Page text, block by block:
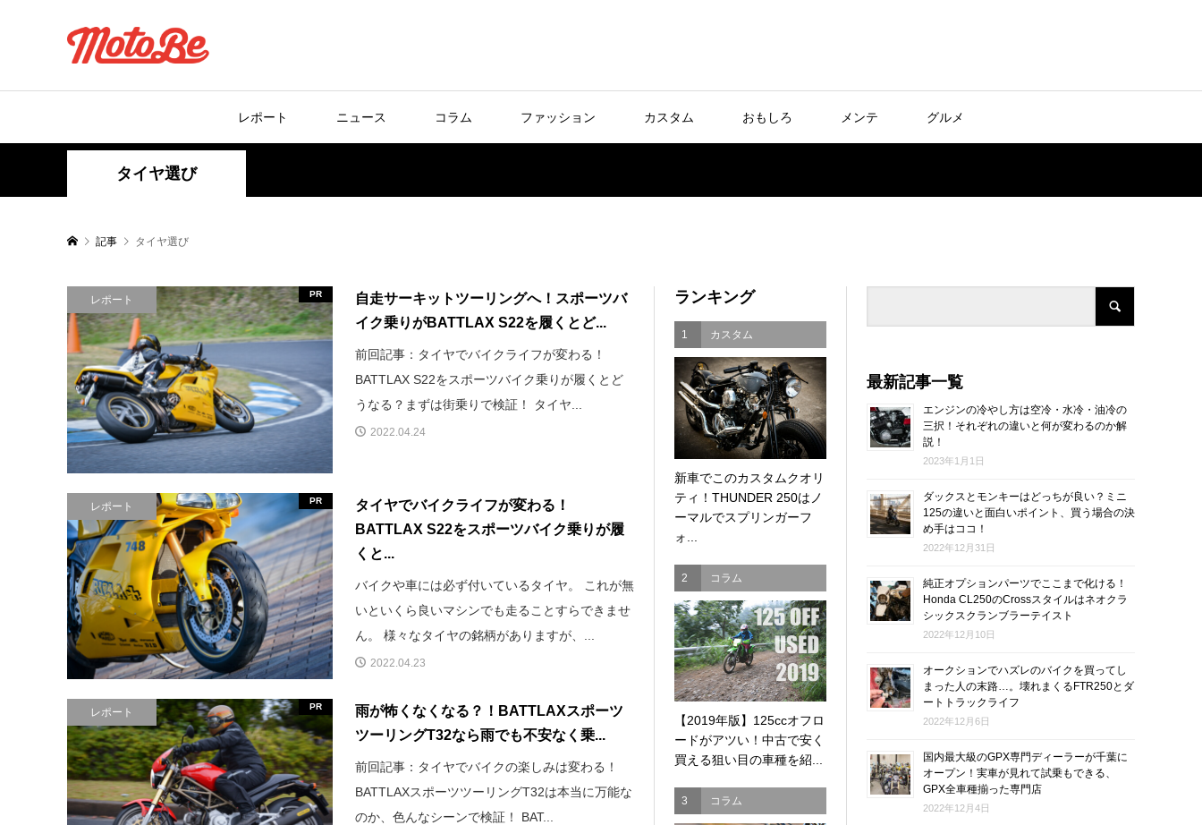
レポート ニュース コラム ファッション カスタム おもしろ メンテ グルメ
タイヤ選び
記事 タイヤ選び
レポート PR
自走サーキットツーリングへ！スポーツバ
イク乗りがBATTLAX S22を履くとど...
前回記事：タイヤでバイクライフが変わる！
BATTLAX S22をスポーツバイク乗りが履くとど
うなる？まずは街乗りで検証！ タイヤ...
2022.04.24
レポート PR
タイヤでバイクライフが変わる！
BATTLAX S22をスポーツバイク乗りが履
くと...
バイクや車には必ず付いているタイヤ。 これが無
いといくら良いマシンでも走ることすらできませ
ん。 様々なタイヤの銘柄がありますが、...
2022.04.23
レポート PR
雨が怖くなくなる？！BATTLAXスポーツ
ツーリングT32なら雨でも不安なく乗...
前回記事：タイヤでバイクの楽しみは変わる！
BATTLAXスポーツツーリングT32は本当に万能な
のか、色んなシーンで検証！ BAT...
最新記事一覧
エンジンの冷やし方は空冷・水冷・油冷の
三択！それぞれの違いと何が変わるのか解
説！
2023年1月1日
ダックスとモンキーはどっちが良い？ミニ
125の違いと面白いポイント、買う場合の決
め手はココ！
2022年12月31日
純正オプションパーツでここまで化ける！
Honda CL250のCrossスタイルはネオクラ
シックスクランブラーテイスト
2022年12月10日
オークションでハズレのバイクを買ってし
まった人の末路…。壊れまくるFTR250とダ
ートトラックライフ
2022年12月6日
国内最大級のGPX専門ディーラーが千葉に
オープン！実車が見れて試乗もできる、
GPX全車種揃った専門店
2022年12月4日
ランキング
1 カスタム
新車でこのカスタムクオリ
ティ！THUNDER 250はノ
ーマルでスプリンガーフ
ォ...
2 コラム
【2019年版】125ccオフロ
ードがアツい！中古で安く
買える狙い目の車種を紹...
3 コラム